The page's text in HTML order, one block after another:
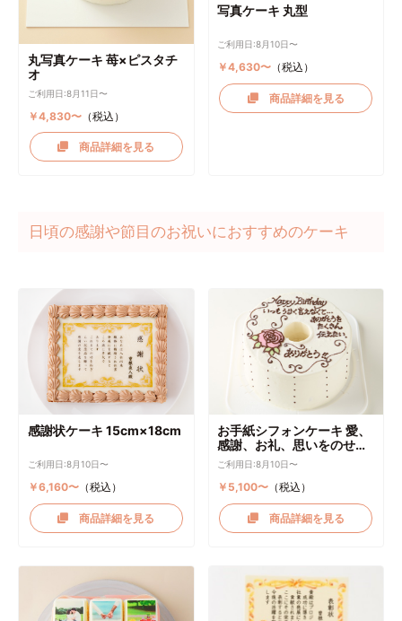
丸写真ケーキ 苺×ピスタチ
オ
ご利用日:8月11日〜
￥4,830〜（税込）
商品詳細を見る
写真ケーキ 丸型
ご利用日:8月10日〜
￥4,630〜 （税込）
商品詳細を見る
日頃の感謝や節目のお祝いにおすすめのケーキ
感謝状ケーキ 15cm×18cm
ご利用日:8月10日〜
￥6,160〜（税込）
商品詳細を見る
お手紙シフォンケーキ 愛、
感謝、お礼、思いをのせて
直径17cm
ご利用日:8月10日〜
￥5,100〜 （税込）
商品詳細を見る